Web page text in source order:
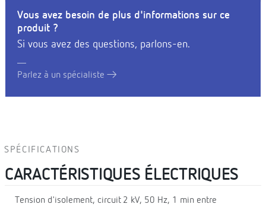
Vous avez besoin de plus d'informations sur ce
produit ?
Si vous avez des questions, parlons-en.
Parlez à un spécialiste
SPÉCIFICATIONS
CARACTÉRISTIQUES ÉLECTRIQUES
Tension d'isolement, circuit 2 kV, 50 Hz, 1 min entre